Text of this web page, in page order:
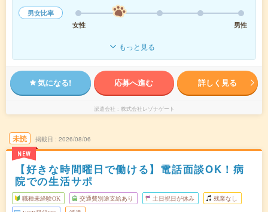
男女比率
女性
男性
もっと見る
気になる! 応募へ進む 詳しく見る
派遣会社 株式会社レゾナゲート
未読
NEW
掲載日 2026/08/06
【好きな時間曜日で働ける】電話面談OK！病
院での生活サポ
職種未経験OK 交通費別途支給あり 土日祝日が休み 残業なし